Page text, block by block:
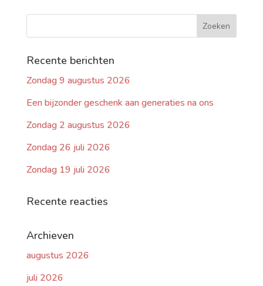
Recente berichten
Zondag 9 augustus 2026
Een bijzonder geschenk aan generaties na ons
Zondag 2 augustus 2026
Zondag 26 juli 2026
Zondag 19 juli 2026
Recente reacties
Archieven
augustus 2026
juli 2026